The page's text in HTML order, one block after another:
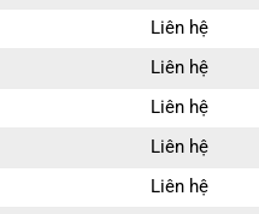
Liên hệ
Liên hệ
Liên hệ
Liên hệ
Liên hệ